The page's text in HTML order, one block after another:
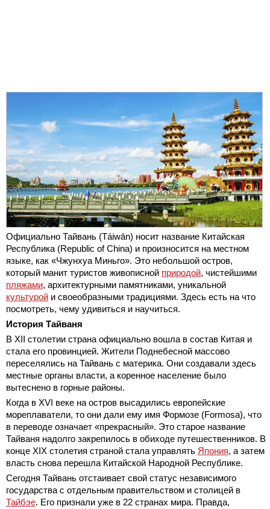
Официально Тайвань (Táiwān) носит название Китайская
Республика (Republic of China) и произносится на местном
языке, как «Чжунхуа Миньго». Это небольшой остров,
который манит туристов живописной природой, чистейшими
пляжами, архитектурными памятниками, уникальной
культурой и своеобразными традициями. Здесь есть на что
посмотреть, чему удивиться и научиться.
История Тайваня
В XII столетии страна официально вошла в состав Китая и
стала его провинцией. Жители Поднебесной массово
переселялись на Тайвань с материка. Они создавали здесь
местные органы власти, а коренное население было
вытеснено в горные районы.
Когда в XVI веке на остров высадились европейские
мореплаватели, то они дали ему имя Формозе (Formosa), что
в переводе означает «прекрасный». Это старое название
Тайваня надолго закрепилось в обиходе путешественников. В
конце XIX столетия страной стала управлять Япония, а затем
власть снова перешла Китайской Народной Республике.
Сегодня Тайвань отстаивает свой статус независимого
государства с отдельным правительством и столицей в
Тайбэе. Его признали уже в 22 странах мира. Правда,